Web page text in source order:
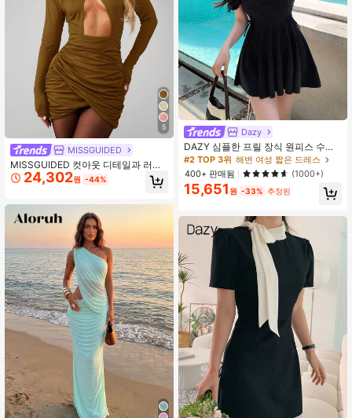
5
MISSGUIDED
MISSGUIDED 컷아웃 디테일과 러치
비대칭 밑단이 있는 긴소매 목넥 미니
드레스
24,302원 -44%
Dazy
DAZY 심플한 프릴 장식 원피스 수영
복, 여름 해변 휴가용 여성 의상
#2 TOP 3위 해변 여성 짧은 드레스
400+ 판매됨
(1000+)
15,651 원 -33% 추정된